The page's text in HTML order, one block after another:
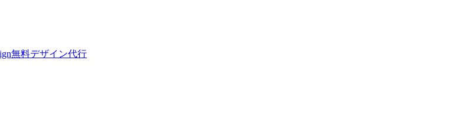
無料デザイン代行